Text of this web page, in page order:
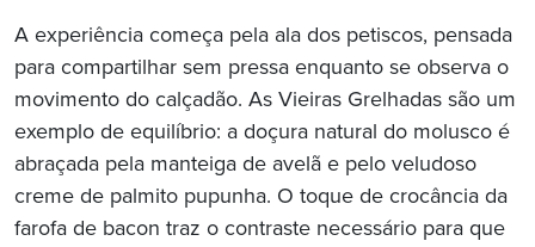
A experiência começa pela ala dos petiscos, pensada
para compartilhar sem pressa enquanto se observa o
movimento do calçadão. As Vieiras Grelhadas são um
exemplo de equilíbrio: a doçura natural do molusco é
abraçada pela manteiga de avelã e pelo veludoso
creme de palmito pupunha. O toque de crocância da
farofa de bacon traz o contraste necessário para que